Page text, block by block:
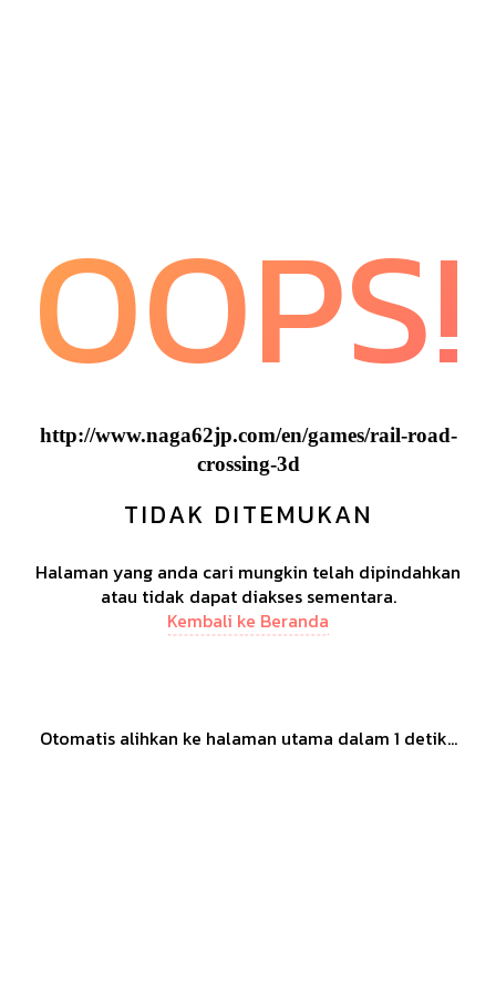
OOPS!
http://www.naga62jp.com/en/games/rail-road-
crossing-3d
TIDAK DITEMUKAN
Halaman yang anda cari mungkin telah dipindahkan
atau tidak dapat diakses sementara.
Kembali ke Beranda
Otomatis alihkan ke halaman utama dalam 1 detik...